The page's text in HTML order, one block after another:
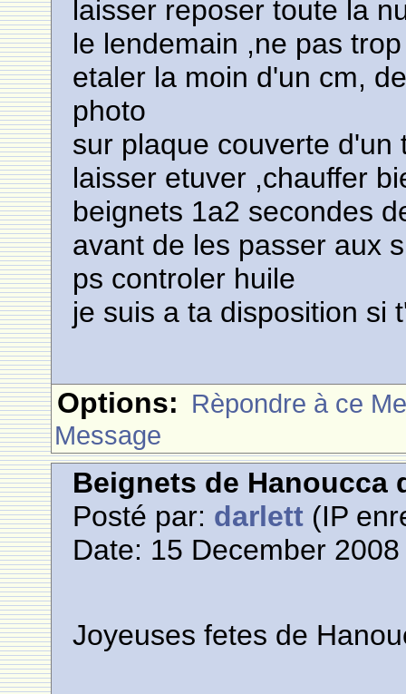
laisser reposer toute la
le lendemain ,ne pas
etaler la moin d'un cm,
photo
sur plaque couverte
laisser etuver ,chauffer
beignets 1a2 secondes
avant de les passer aux
ps controler huile
je suis a ta disposition si
Options: Rèpondre à ce
Message
Beignets de Hanoucca
Posté par: darlett (IP
Date: 15 December
Joyeuses fetes de